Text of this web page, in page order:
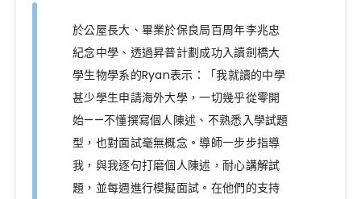
於公屋長大、畢業於保良局百周年李兆忠
紀念中學、透過昇普計劃成功入讀劍橋大
學生物學系的Ryan表示：「我就讀的中學
甚少學生申請海外大學，一切幾乎從零開
始——不懂撰寫個人陳述、不熟悉入學試題
型，也對面試毫無概念。導師一步步指導
我，與我逐句打磨個人陳述，耐心講解試
題，並每週進行模擬面試。在他們的支持